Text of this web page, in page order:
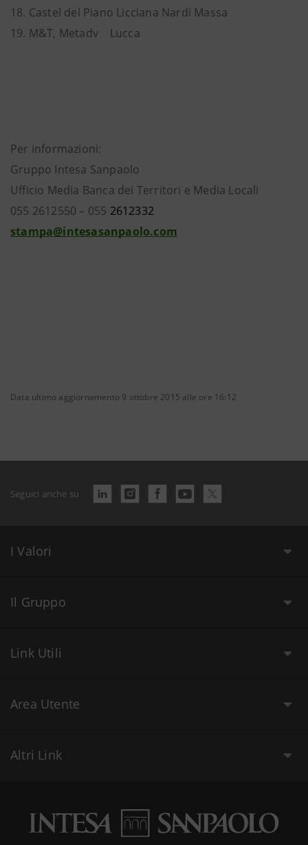
18. Castel del Piano Licciana Nardi Massa
19. M&T, Metadv Lucca
Per informazioni:
Gruppo Intesa Sanpaolo
Ufficio Media Banca dei Territori e Media Locali
055 2612550 – 055 2612332
stampa@intesasanpaolo.com
Data ultimo aggiornamento 9 ottobre 2015 alle ore 16:12
Seguici anche su
I Valori
Il Gruppo
Link Utili
Area Utente
Altri Link